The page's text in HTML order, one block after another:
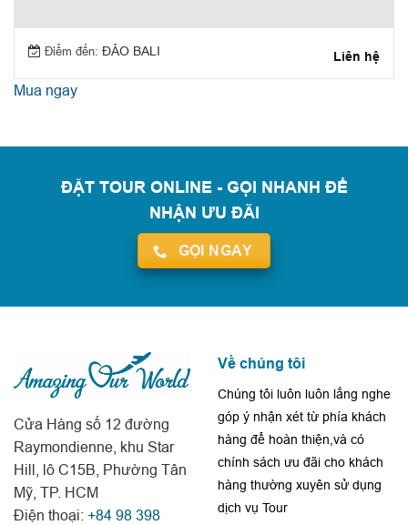
Điểm đến: ĐẢO BALI Liên hệ
Mua ngay
ĐẶT TOUR ONLINE - GỌI NHANH ĐỂ
NHẬN ƯU ĐÃI
GỌI NGAY
Cửa Hàng số 12 đường
Raymondienne, khu Star
Hill, lô C15B, Phường Tân
Mỹ, TP. HCM
Điện thoại: +84 98 398
Về chúng tôi
Chúng tôi luôn luôn lắng nghe
góp ý nhận xét từ phía khách
hàng để hoàn thiện,và có
chính sách ưu đãi cho khách
hàng thường xuyên sử dụng
dịch vụ Tour